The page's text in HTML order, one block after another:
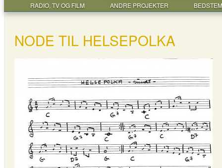
RADIO, TV OG FILM
ANDRE PROJEKTER
NODE TIL HELSEPOLKA